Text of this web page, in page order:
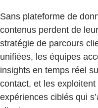
Sans plateforme de
contenus perdent de
stratégie de parcours
unifiées, les équipes
insights en temps réel
contact, et les
expériences ciblés qui